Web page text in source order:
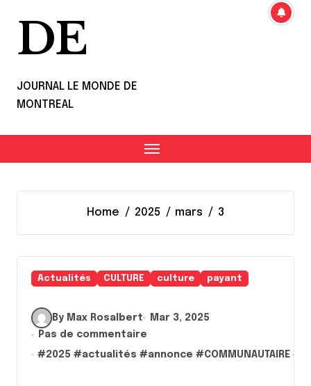
DE
JOURNAL LE MONDE DE
MONTREAL
Home 2025 mars 3
Actualités CULTURE culture payant
By Max Rosalbert
Mar 3, 2025
Pas de commentaire
#2025 #actualités #annonce #COMMUNAUTAIRE #